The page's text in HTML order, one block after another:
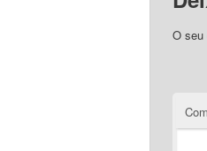
O seu